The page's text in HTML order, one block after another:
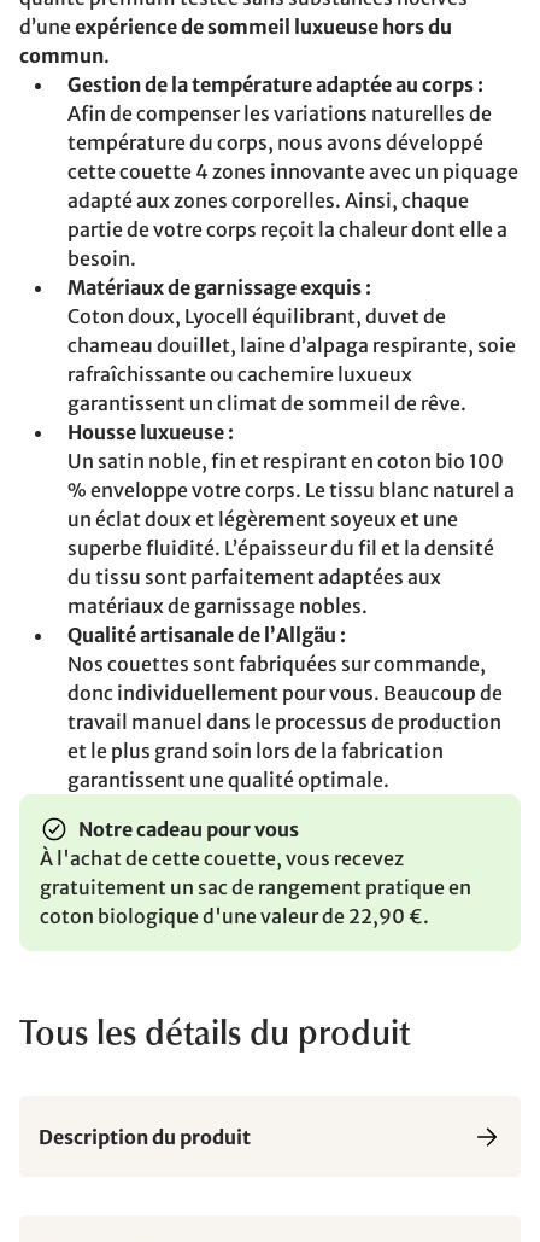
d’uneexpérience de sommeil luxueuse hors du
commun.
Gestion de la température adaptée au corps :
Afin de compenser les variations naturelles de
température du corps, nous avons développé
cette couette 4 zones innovante avec un piquage
adapté aux zones corporelles. Ainsi, chaque
partie de votre corps reçoit la chaleur dont elle a
besoin.
Matériaux de garnissage exquis :
Coton doux, Lyocell équilibrant, duvet de
chameau douillet, laine d’alpaga respirante, soie
rafraîchissante ou cachemire luxueux
garantissent un climat de sommeil de rêve.
Housse luxueuse :
Un satin noble, fin et respirant en coton bio 100
% enveloppe votre corps. Le tissu blanc naturel a
un éclat doux et légèrement soyeux et une
superbe fluidité. L’épaisseur du fil et la densité
du tissu sont parfaitement adaptées aux
matériaux de garnissage nobles.
Qualité artisanale de l’Allgäu :
Nos couettes sont fabriquées sur commande,
donc individuellement pour vous. Beaucoup de
travail manuel dans le processus de production
et le plus grand soin lors de la fabrication
garantissent une qualité optimale.
Notre cadeau pour vous
À l'achat de cette couette, vous recevez
gratuitement un sac de rangement pratique en
coton biologique d'une valeur de 22,90 €.
Tous les détails du produit
Description du produit